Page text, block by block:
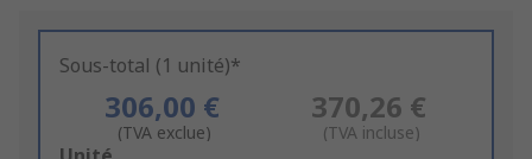
Sous-total (1 unité)*
306,00 €
(TVA exclue)
370,26 €
(TVA incluse)